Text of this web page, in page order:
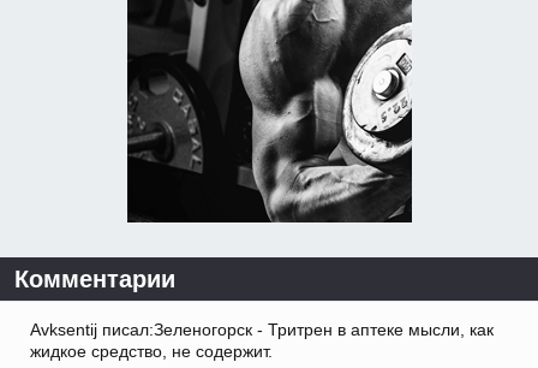
Комментарии
Avksentij писал:Зеленогорск - Тритрен в аптеке мысли, как
жидкое средство, не содержит.